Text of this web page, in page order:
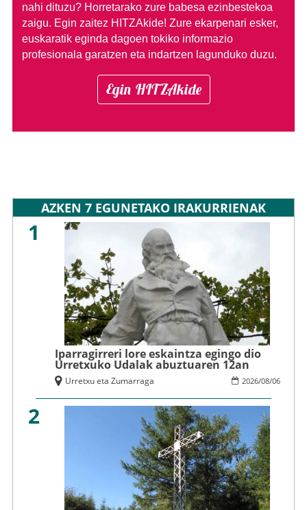
nahi dituzu? Horretarako zure babesa ezinbestekoa
zaigu. Egin zaitez HITZAkide! Zure ekarpenari esker,
euskaratik eginda dagoen tokiko informazio
profesionala garatzen eta indartzen lagunduko duzu.
Egin HITZAkide
AZKEN 7 EGUNETAKO IRAKURRIENAK
1
Iparragirreri lore eskaintza egingo dio
Urretxuko Udalak abuztuaren 12an
2026/08/06
Urretxu eta Zumarraga
2